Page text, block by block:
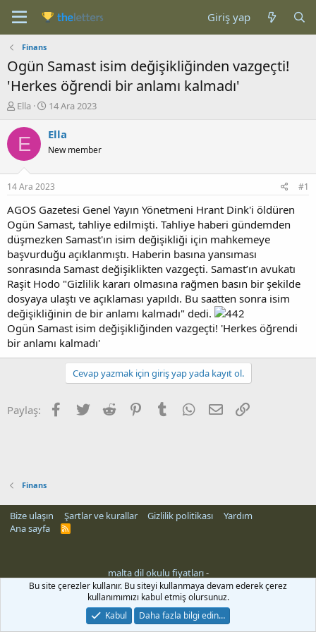
Giriş yap
Finans
Ogün Samast isim değişikliğinden vazgeçti!
'Herkes öğrendi bir anlamı kalmadı'
K
n
b
u
u
b
a
l
a
t
a
n
Ella
B
ş
a
g
ı
ç
a
r
i
h
i
14 Ara 2023
E Ella
New member
14 Ara 2023 #1
AGOS Gazetesi Genel Yayın Yönetmeni Hrant Dink'i öldüren
Ogün Samast, tahliye edilmişti. Tahliye haberi gündemden
düşmezken Samast'ın isim değişikliği için mahkemeye
başvurduğu açıklanmıştı. Haberin basına yansıması
sonrasında Samast değişiklikten vazgeçti. Samast’ın avukatı
Raşit Hodo "Gizlilik kararı olmasına rağmen basın bir şekilde
dosyaya ulaştı ve açıklaması yapıldı. Bu saatten sonra isim
değişikliğinin de bir anlamı kalmadı" dedi.
Ogün Samast isim değişikliğinden vazgeçti! 'Herkes öğrendi
bir anlamı kalmadı'
Cevap yazmak için giriş yap yada kayıt ol.
Paylaş: Facebook
Twitter Reddit PinterestTumblr WhatsApp
E-posta
Finans
Bize ulaşın Şartlar ve kurallar Gizlilik politikası
Yardım
Ana sayfa
R
malta dil okulu fiyatları-
rehber siteleriBu site çerezler kullanır. Bu siteyi kullanmaya devam ederek çerez
kullanımımızı kabul etmiş olursunuz.
Kabul
Daha fazla bilgi edin…